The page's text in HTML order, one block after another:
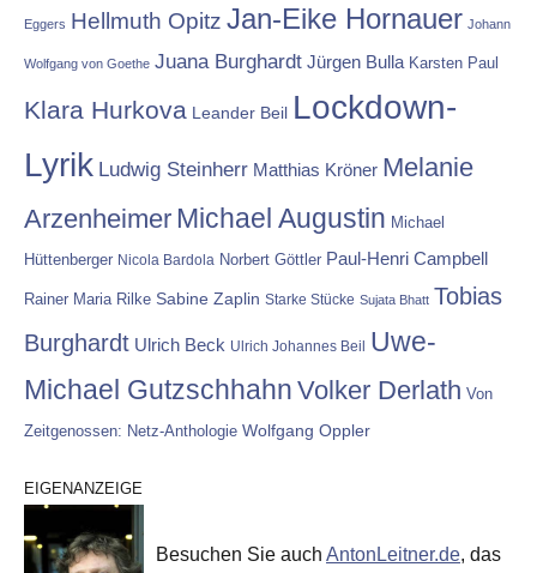
Eggers Hellmuth Opitz Jan-Eike Hornauer Johann
Wolfgang von Goethe Juana Burghardt Jürgen Bulla Karsten Paul
Klara Hurkova Leander Beil Lockdown-
Lyrik Ludwig Steinherr Matthias Kröner Melanie
Arzenheimer Michael Augustin Michael
Hüttenberger Nicola Bardola Norbert Göttler Paul-Henri Campbell
Rainer Maria Rilke Sabine Zaplin Starke Stücke Sujata Bhatt Tobias
Burghardt Ulrich Beck Ulrich Johannes Beil Uwe-
Michael Gutzschhahn Volker Derlath Von
Zeitgenossen: Netz-Anthologie Wolfgang Oppler
EIGENANZEIGE
Besuchen Sie auch AntonLeitner.de, das